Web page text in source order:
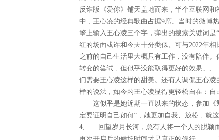
反诈版《爱你》铺天盖地而来，半个互联网
中，王心凌的经典歌曲占据9席。当时的微博
擎上输入王心凌三个字，弹出的搜索关键词
红的场面或许和今天十分类似。可与2022
之前的自己生活里大概只有工作，没有陪伴
转变的尝试，但似乎没能取得更好的效果。
们需要王心凌这样的甜美。还有人调侃王
样的说法，如今的王心凌显得更轻松自在
——这似乎是她近期一直以来的状态，参加《
定要证明自己如何”，她更加自我、放松，就
4, 回望岁月长河，总有人将一个人的脱颖